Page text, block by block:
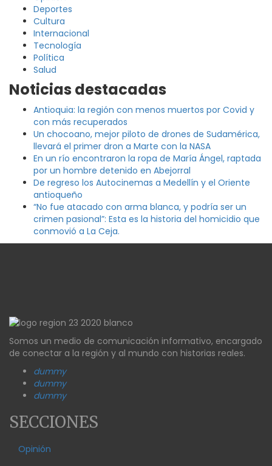
Deportes
Cultura
Internacional
Tecnología
Política
Salud
Noticias destacadas
Antioquia: la región con menos muertos por Covid y
con más recuperados
Un chocoano, mejor piloto de drones de Sudamérica,
llevará el primer dron a Marte con la NASA
En un río encontraron la ropa de María Ángel, raptada
por un hombre detenido en Abejorral
De regreso los Autocinemas a Medellín y el Oriente
antioqueño
“No fue atacado con arma blanca, y podría ser un
crimen pasional”: Esta es la historia del homicidio que
conmovió a La Ceja.
Somos un medio de comunicación informativo, encargado
de conectar a la región y al mundo con historias reales.
dummy
dummy
dummy
SECCIONES
Opinión